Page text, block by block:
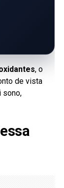
, o
de vista
sono,